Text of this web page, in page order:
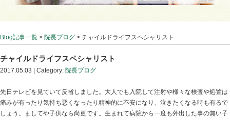
Blog記事一覧>院長ブログ> チャイルドライフスペシャ